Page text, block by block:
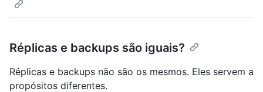
Réplicas e backups são iguais?
Réplicas e backups não são os mesmos. Eles servem a
propósitos diferentes.